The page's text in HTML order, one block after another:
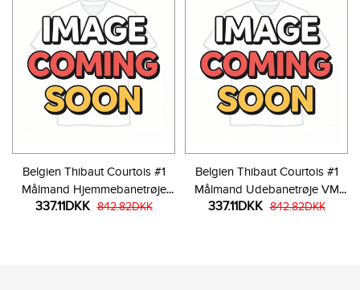
Belgien Thibaut Courtois #1
Målmand Hjemmebanetrøje
VM 2026 Langærmet
337.11DKK 842.82DKK
Belgien Thibaut Courtois #1
Målmand Udebanetrøje VM
2026 Langærmet
337.11DKK 842.82DKK